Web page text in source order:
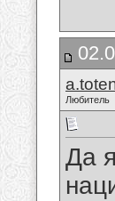
Любитель
Да